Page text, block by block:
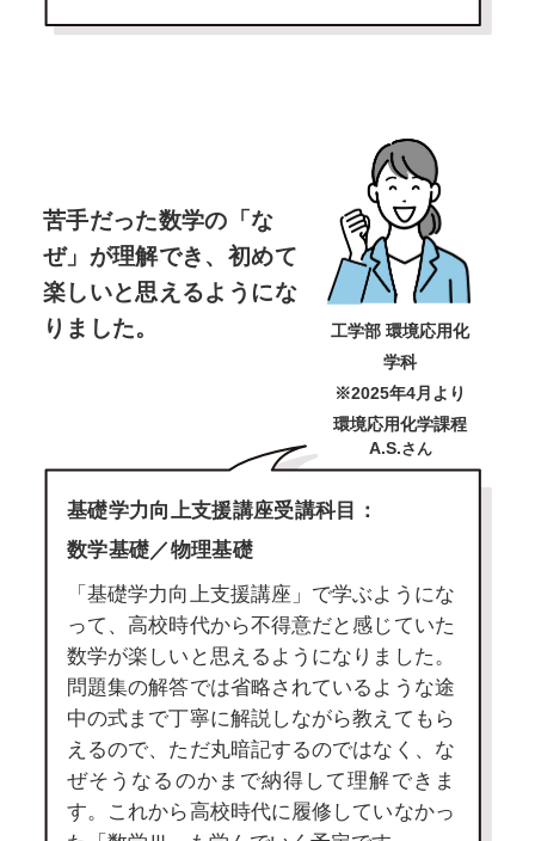
苦手だった数学の「な
ぜ」が理解でき、 初めて
楽しいと思えるようにな
りました。
工学部 環境応用化
学科
※2025年4月より
環境応用化学課程
A.S.さん
基礎学力向上支援講座受講科目：
数学基礎／物理基礎
「基礎学力向上支援講座」で学ぶようにな
って、高校時代から不得意だと感じていた
数学が楽しいと思えるようになりました。
問題集の解答では省略されているような途
中の式まで丁寧に解説しながら教えてもら
えるので、ただ丸暗記するのではなく、な
ぜそうなるのかまで納得して理解できま
す。これから高校時代に履修していなかっ